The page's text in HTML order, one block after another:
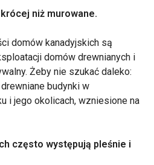
niż murowane.
domów kanadyjskich są
domów drewnianych i
Żeby nie szukać daleko:
budynki w
i jego okolicach, wzniesione na
często występują pleśnie i